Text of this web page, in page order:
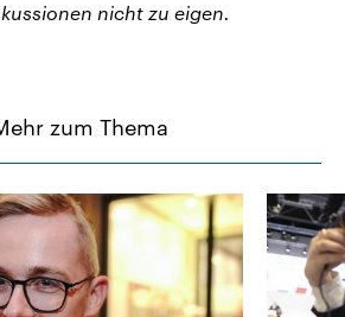
nicht zu eigen.
zum Thema